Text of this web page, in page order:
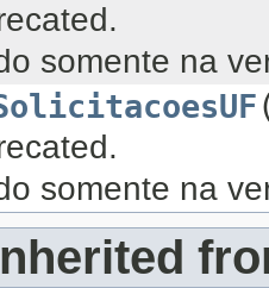
somente na
somente na